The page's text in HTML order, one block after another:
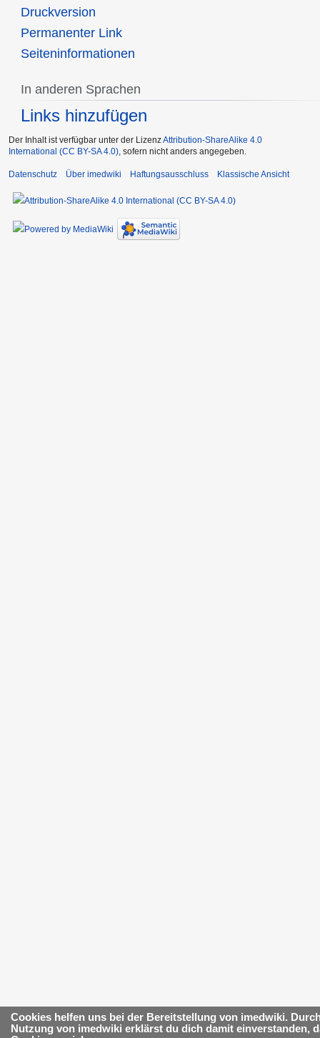
Cookies helfen uns bei der Bereitstellung von imedwiki.
Nutzung von imedwiki erklärst du dich damit einverstanden,
Druckversion
Permanenter Link
Seiten­informationen
In anderen Sprachen
Links hinzufügen
Der Inhalt ist verfügbar unter der LizenzAttribution-ShareAlike 4.0
International (CC BY-SA 4.0), sofern nicht anders angegeben.
Datenschutz Über imedwiki Haftungsausschluss Klassische Ansicht